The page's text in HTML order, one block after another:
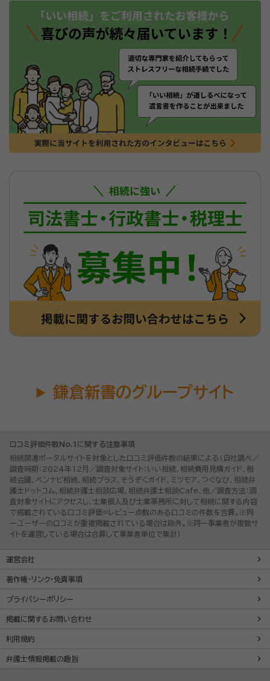
鎌倉新書のグループサイト
口コミ評価件数No.1に関する注意事項
相続関連ポータルサイトを対象とした口コミ評価件数の結果による（自社調べ／
調査時期：2024年12月／調査対象サイト：いい相続、相続費用見積ガイド、相
続会議、ベンナビ相続、相続プラス、そうぞくガイド、ミツモア、つぐなび、相続弁
護士ドットコム、相続弁護士相談広場、相続弁護士相談Cafe、他／調査方法：調
査対象サイトにアクセスし、士業個人及び士業事務所に対して相続に関する内容
で掲載されている口コミ評価=レビュー点数のある口コミの件数を合算。※同
一ユーザーの口コミが重複掲載されている場合は除外。※同一事業者が複数サ
イトを運営している場合は合算して事業者単位で集計）
運営会社
著作権・リンク・免責事項
プライバシーポリシー
掲載に関するお問い合わせ
利用規約
弁護士情報掲載の趣旨